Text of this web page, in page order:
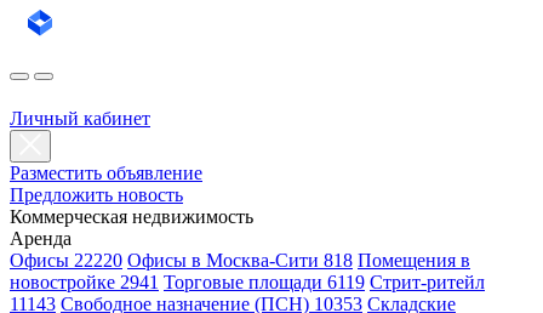
Личный кабинет
Разместить объявление
Предложить новость
Коммерческая недвижимость
Аренда
Офисы 22220 Офисы в Москва-Сити 818 Помещения в
новостройке 2941 Торговые площади 6119 Стрит-ритейл
11143 Свободное назначение (ПСН) 10353 Складские